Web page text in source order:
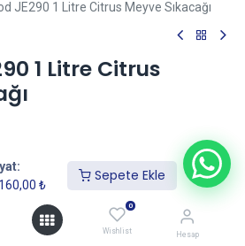
₺
Sepete Ekle
0
Wishlist Hesap
JE290 1 Litre Citrus Meyve Sıkacağı
1 Litre Citrus
Sepete Ekle